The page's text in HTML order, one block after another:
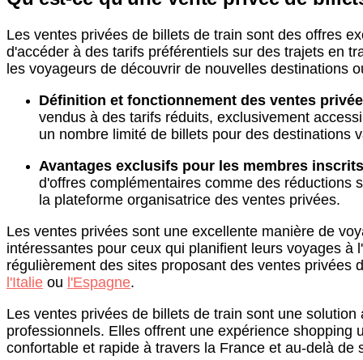
Les ventes privées de billets de train sont des offres
d'accéder à des tarifs préférentiels sur des trajets en
les voyageurs de découvrir de nouvelles destinations
Définition et fonctionnement des ventes
vendus à des tarifs réduits, exclusivement
un nombre limité de billets pour des destinations
Avantages exclusifs pour les membres inscrits
d'offres complémentaires comme des réductions
la plateforme organisatrice des ventes privées.
Les ventes privées sont une excellente manière de
intéressantes pour ceux qui planifient leurs voyages
régulièrement des sites proposant des ventes
l'Italie ou l'Espagne.
Les ventes privées de billets de train sont une
professionnels. Elles offrent une expérience
confortable et rapide à travers la France et au-delà de